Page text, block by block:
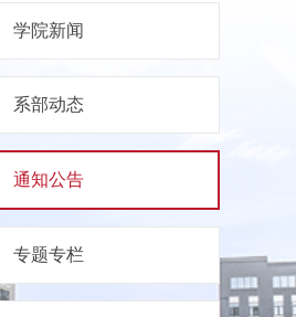
学院新闻
系部动态
通知公告
专题专栏